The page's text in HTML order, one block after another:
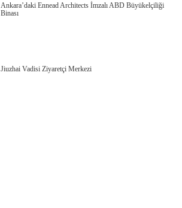
Ankara’daki Ennead Architects İmzalı ABD Büyükelçiliği
Binası
Jiuzhai Vadisi Ziyaretçi Merkezi